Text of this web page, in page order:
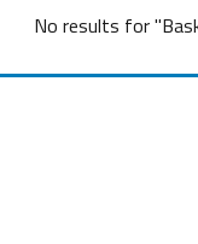
No results for